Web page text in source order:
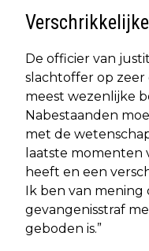
De officier van
slachtoffer op
meest wezenlijke
Nabestaanden
met de
laatste momenten
heeft en een
Ik ben van mening
gevangenisstraf
geboden is.”